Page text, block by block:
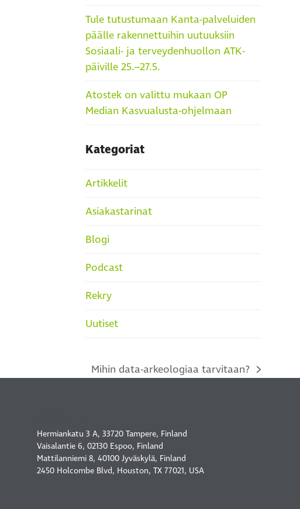
Tule tutustumaan Kanta-palveluiden
päälle rakennettuihin uutuuksiin
Sosiaali- ja terveydenhuollon ATK-
päiville 25.–27.5.
Atostek on valittu mukaan OP
Median Kasvualusta-ohjelmaan
Kategoriat
Artikkelit
Asiakastarinat
Blogi
Podcast
Rekry
Uutiset
next
Mihin data-arkeologiaa tarvitaan?
Hermiankatu 3 A, 33720 Tampere, Finland
Vaisalantie 6, 02130 Espoo, Finland
Mattilanniemi 8, 40100 Jyväskylä, Finland
2450 Holcombe Blvd, Houston, TX 77021, USA